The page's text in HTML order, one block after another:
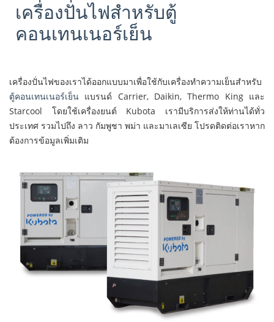
เครื่องปั่นไฟสำหรับตู้
คอนเทนเนอร์เย็น
เครื่องปั่นไฟของเราได้ออกแบบมาเพื่อใช้กับเครื่องทำความเย็นสำหรับ
ตู้คอนเทนเนอร์เย็น แบรนด์ Carrier, Daikin, Thermo King และ
Starcool โดยใช้เครื่องยนต์ Kubota เรามีบริการส่งให้ท่านได้ทั่ว
ประเทศ รวมไปถึง ลาว กัมพูชา พม่า และมาเลเซีย โปรดติดต่อเราหาก
ต้องการข้อมูลเพิ่มเติม